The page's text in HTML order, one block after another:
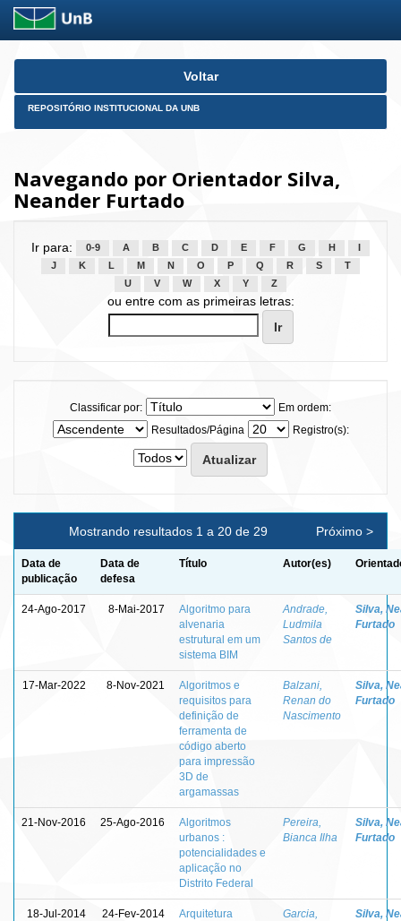
Skip
Voltar
REPOSITÓRIO INSTITUCIONAL DA UNB
Navegando por Orientador Silva,
Neander Furtado
Ir para: 0-9 A B C D E F G H
J
K L M N O P Q R S
T
U
V W X Y Z
ou entre com as primeiras letras:
Classificar por:
Em ordem:
Resultados/Página
Registro(s):
Mostrando resultados 1 a 20 de 29 Próximo >
Data de
publicação
Data de
defesa
Título Autor(es)
24-Ago-2017 8-Mai-2017
Algoritmo para
alvenaria
estrutural em um
sistema BIM
Andrade,
Ludmila
Santos de
Silva,
Furtado
17-Mar-2022 8-Nov-2021
Algoritmos e
requisitos para
definição de
ferramenta de
código aberto
para impressão
3D de
argamassas
Balzani,
Renan do
Nascimento
Silva,
Furtado
21-Nov-2016 25-Ago-2016
Algoritmos
urbanos :
potencialidades e
aplicação no
Distrito Federal
Pereira,
Bianca Ilha
Silva,
Furtado
18-Jul-2014 24-Fev-2014
Arquitetura
Garcia,
Silva,